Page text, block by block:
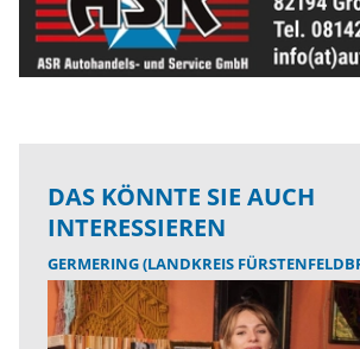
DAS KÖNNTE SIE AUCH
INTERESSIEREN
GERMERING (LANDKREIS